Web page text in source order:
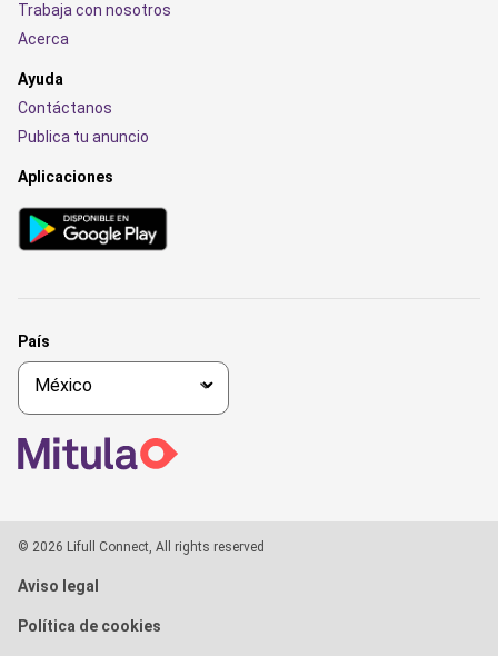
Trabaja con nosotros
Acerca
Ayuda
Contáctanos
Publica tu anuncio
Aplicaciones
País
© 2026 Lifull Connect, All rights reserved
Aviso legal
Política de cookies